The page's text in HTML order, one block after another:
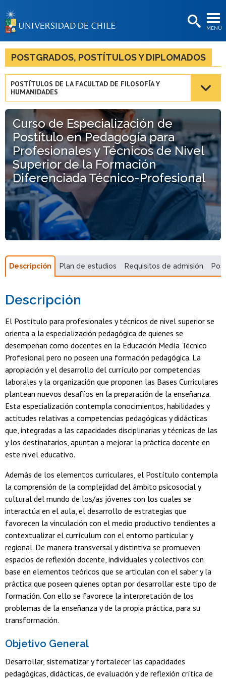
MENÚ
BIBLIOTECAS
LA UNIVERSIDAD
Académicas/os
Funcionarias/os
Egresadas/os
POSTGRADOS, POSTÍTULOS Y DIPLOMADOS
POSTÍTULOS DE LA FACULTAD DE FILOSOFÍA Y
HUMANIDADES
Curso de Especialización de
Postítulo en Pedagogía para
Profesionales y Técnicos de Nivel
Superior de la Formación
Diferenciada Técnico-Profesional
Descripción Plan de estudios Requisitos de admisión
Descripción
El Postítulo para profesionales y técnicos de nivel superior se
orienta a la especialización pedagógica de quienes se
desempeñan como docentes en la Educación Medía Técnico
Profesional pero no poseen una formación pedagógica. La
apropiación y el desarrollo del currículo por competencias
laborales y la organización que proponen las Bases Curriculares
plantean nuevos desafíos en la preparación de la enseñanza.
Esta especialización contempla conocimientos, habilidades y
actitudes relativas a competencias pedagógicas y didácticas
que, integradas a las capacidades disciplinarias y técnicas de las
y los destinatarios, apuntan a mejorar la práctica docente en
este nivel educativo.
Además de los elementos curriculares, el Postítulo contempla
la comprensión de la complejidad del ámbito psicosocial y
cultural del mundo de los/as jóvenes con los cuales se
interactúa en el aula, el desarrollo de estrategias que
favorecen la vinculación con el medio productivo tendientes a
contextualizar el currículum con el entorno particular y
regional. De manera transversal y distintiva se promueven
espacios de reflexión docente, individuales y colectivos con
base en elementos teóricos que se articulan con el saber y la
práctica que poseen quienes optan por desarrollar este tipo de
formación. Con ello se favorece la interpretación de los
problemas de la enseñanza y de la propia práctica, para su
transformación.
Objetivo General
Desarrollar, sistematizar y fortalecer las capacidades
pedagógicas, didácticas, de evaluación y de reflexión crítica de